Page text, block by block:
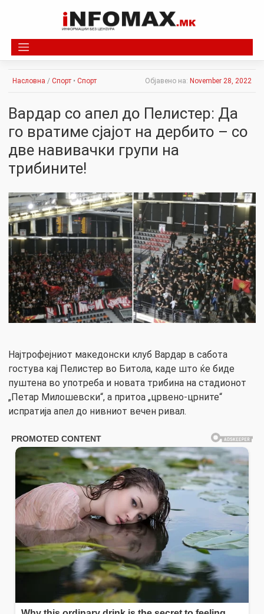
Насловна / Спорт • Спорт Објавено на: November 28, 2022
Вардар со апел до Пелистер: Да
го вратиме сјајот на дербито – со
две навивачки групи на
трибините!
Најтрофејниот македонски клуб Вардар в сабота
гостува кај Пелистер во Битола, каде што ќе биде
пуштена во употреба и новата трибина на стадионот
„Петар Милошевски“, а притоа „црвено-црните“
испратија апел до нивниот вечен ривал.